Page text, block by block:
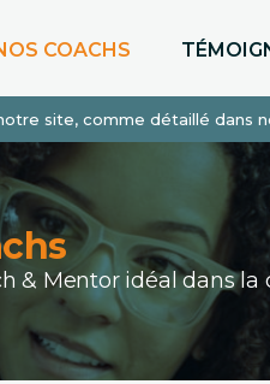
site, comme détaillé dans
COACHS
& Mentor idéal dans